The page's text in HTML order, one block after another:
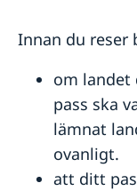
Innan du reser
om landet
pass ska
lämnat
ovanligt.
att ditt